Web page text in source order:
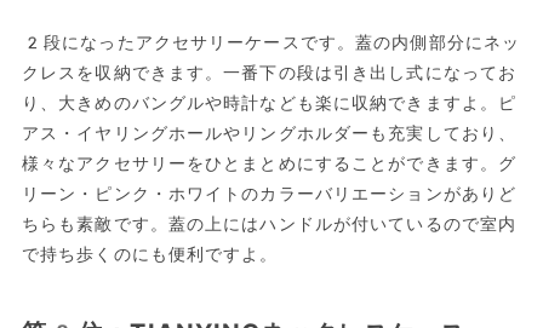
2段になったアクセサリーケースです。蓋の内側部分にネッ
クレスを収納できます。一番下の段は引き出し式になってお
り、大きめのバングルや時計なども楽に収納できますよ。ピ
アス・イヤリングホールやリングホルダーも充実しており、
様々なアクセサリーをひとまとめにすることができます。グ
リーン・ピンク・ホワイトのカラーバリエーションがありど
ちらも素敵です。蓋の上にはハンドルが付いているので室内
で持ち歩くのにも便利ですよ。